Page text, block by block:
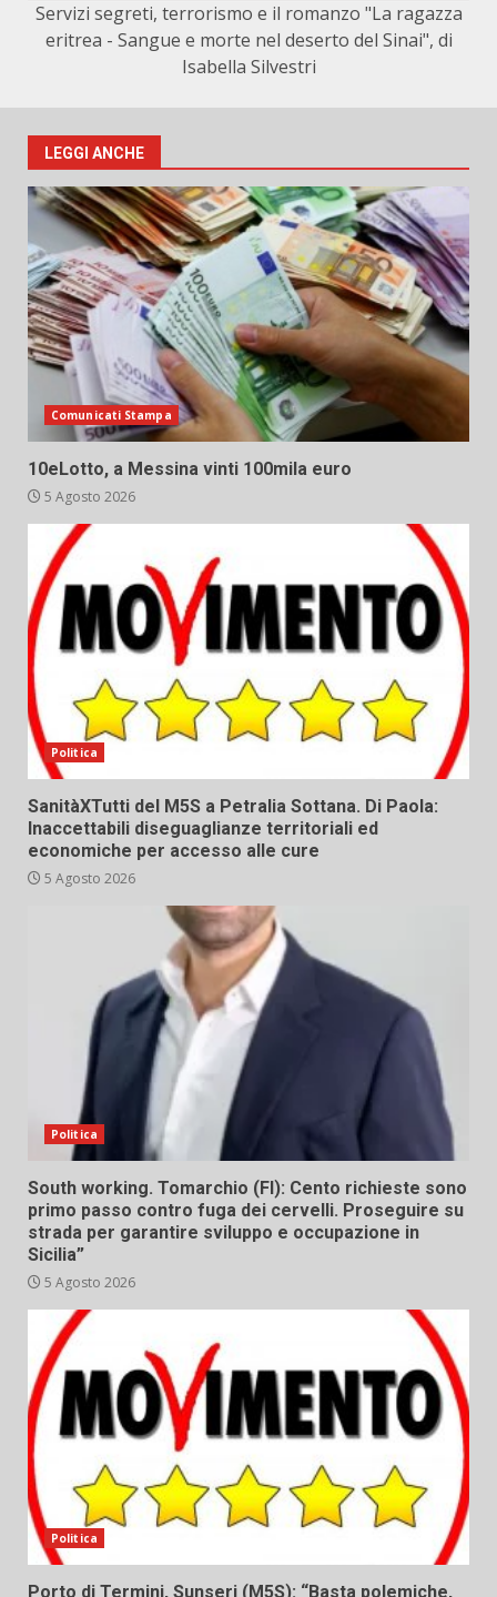
Servizi segreti, terrorismo e il romanzo "La ragazza
eritrea - Sangue e morte nel deserto del Sinai", di
Isabella Silvestri
LEGGI ANCHE
Comunicati Stampa
10eLotto, a Messina vinti 100mila euro
5 Agosto 2026
Politica
SanitàXTutti del M5S a Petralia Sottana. Di Paola:
Inaccettabili diseguaglianze territoriali ed
economiche per accesso alle cure
5 Agosto 2026
Politica
South working. Tomarchio (FI): Cento richieste sono
primo passo contro fuga dei cervelli. Proseguire su
strada per garantire sviluppo e occupazione in
Sicilia”
5 Agosto 2026
Politica
Porto di Termini, Sunseri (M5S): “Basta polemiche,